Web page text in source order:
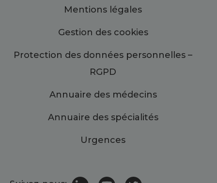
Mentions légales
Gestion des cookies
Protection des données personnelles –
RGPD
Annuaire des médecins
Annuaire des spécialités
Urgences